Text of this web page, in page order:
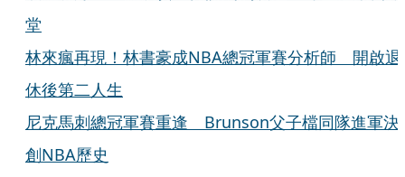
堂
林來瘋再現！林書豪成NBA總冠軍賽分析師 開啟退
休後第二人生
尼克馬刺總冠軍賽重逢 Brunson父子檔同隊進軍決
創NBA歷史